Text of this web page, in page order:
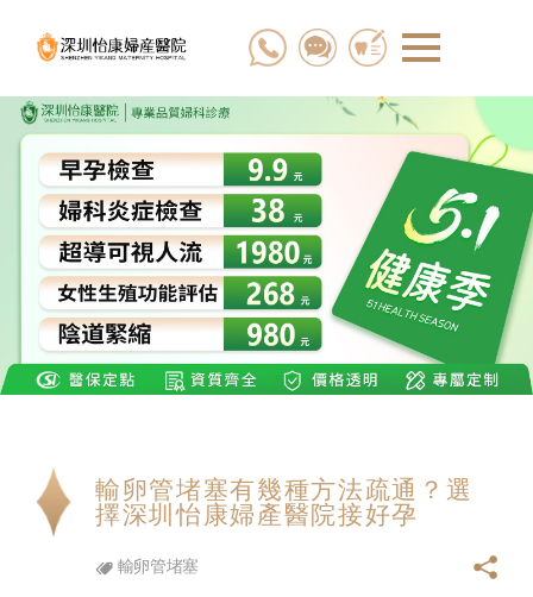
輸卵管堵塞有幾種方法疏通？選
擇深圳怡康婦產醫院接好孕
輸卵管堵塞